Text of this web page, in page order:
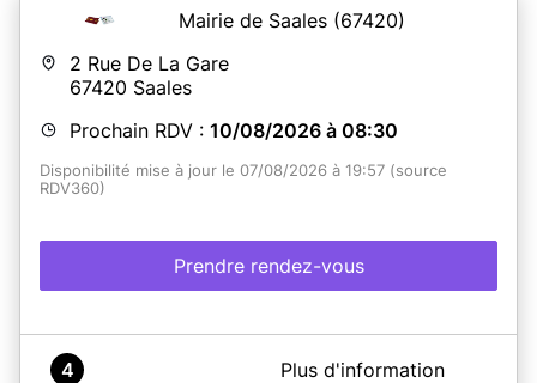
Mairie de Saales (67420)
2 Rue De La Gare
67420 Saales
Prochain RDV : 10/08/2026 à 08:30
Disponibilité mise à jour le 07/08/2026 à 19:57 (source
RDV360)
Prendre rendez-vous
A propos de France Services Saales
4 Plus d'information